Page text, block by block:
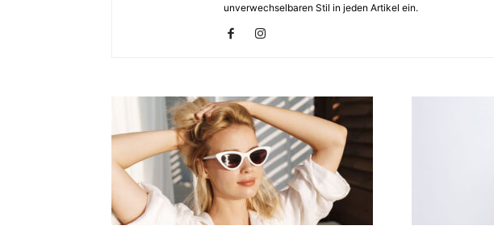
unverwechselbaren Stil in jeden Artikel ein.